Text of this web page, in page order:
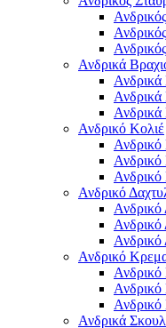
Ανδρικά
Ανδρικά
Ανδρικά
Ανδρικό Κολιέ
Ανδρικό
Ανδρικό
Ανδρικό
Ανδρικό
Ανδρικό
Ανδρικό
Ανδρικά